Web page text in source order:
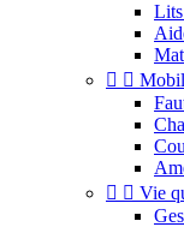
 
  Vie